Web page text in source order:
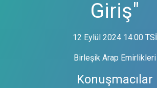
Giriş"
12 Eylül 2024 14:00 TSİ
Birleşik Arap Emirlikleri
Konuşmacılar